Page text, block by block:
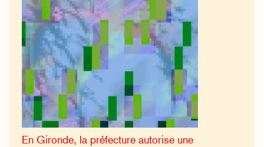
En Gironde, la préfecture autorise une